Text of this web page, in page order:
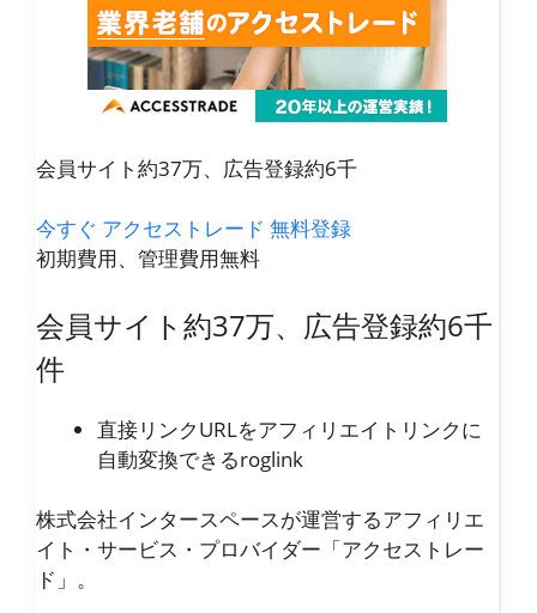
会員サイト約37万、広告登録約6千
今すぐ アクセストレード 無料登録
初期費用、管理費用無料
会員サイト約37万、広告登録約6千
件
直接リンクURLをアフィリエイトリンクに
自動変換できるroglink
株式会社インタースペースが運営するアフィリエ
イト・サービス・プロバイダー「アクセストレー
ド」。